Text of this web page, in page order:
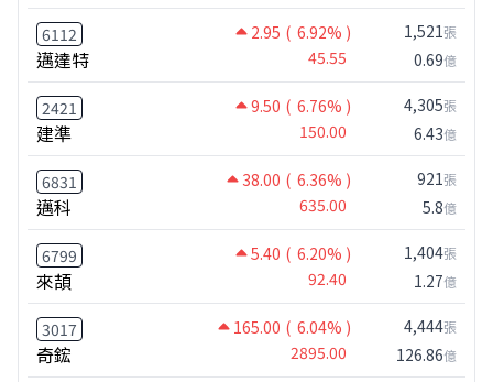
6112 2.95 ( 6.92% )
邁達特 45.55
1,521張
0.69億
2421 9.50 ( 6.76% )
建準 150.00
4,305張
6.43億
6831 38.00 ( 6.36% )
邁科 635.00
921張
5.8億
6799 5.40 ( 6.20% )
來頡 92.40
1,404張
1.27億
3017 165.00 ( 6.04% )
奇鋐 2895.00
4,444張
126.86億